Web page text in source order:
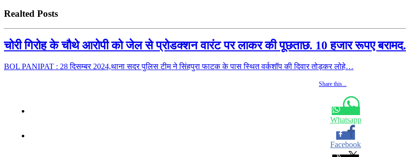
Realted Posts
चोरी गिरोह के चौथे आरोपी को जेल से प्रोडक्शन वारंट पर लाकर की पूछताछ. 10 हजार रूपए बरामद.
BOL PANIPAT : 28 दिसम्बर 2024,थाना सदर पुलिस टीम ने सिंहपुरा फाटक के पास स्थित वर्कशॉप की दिवार तोड़कर लोहे…
Share this...
Whatsapp
Facebook